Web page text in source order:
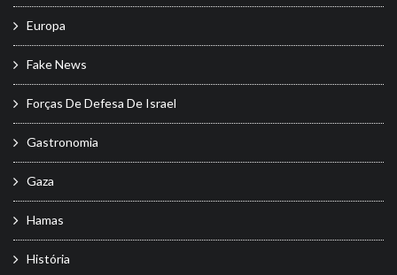
Europa
Fake News
Forças De Defesa De Israel
Gastronomia
Gaza
Hamas
História